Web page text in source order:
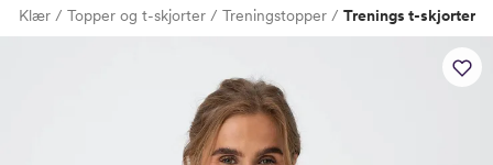
Lagt i kurven, utmerket valg! Til kassen
Klær Topper og t-skjorter Treningstopper Trenings t-skjorter